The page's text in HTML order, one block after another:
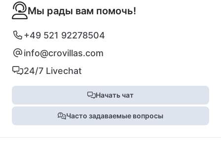
Мы рады вам помочь!
+49 521 92278504
info@crovillas.com
24/7 Livechat
Начать чат
Часто задаваемые вопросы